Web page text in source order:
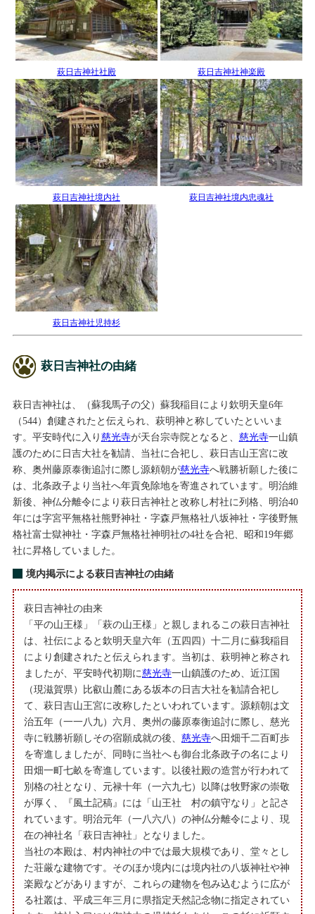
萩日吉神社社殿 萩日吉神社神楽殿
萩日吉神社境内社 萩日吉神社境内忠魂社
萩日吉神社児持杉
萩日吉神社の由緒
萩日吉神社は、（蘇我馬子の父）蘇我稲目により欽明天皇6年
（544）創建されたと伝えられ、萩明神と称していたといいま
す。平安時代に入り慈光寺が天台宗寺院となると、 慈光寺一山鎮
護のために日吉大社を勧請、当社に合祀し、萩日吉山王宮に改
称、奥州藤原泰衡追討に際し源頼朝が慈光寺へ戦勝祈願した後に
は、北条政子より当社へ年貢免除地を寄進されています。明治維
新後、神仏分離令により萩日吉神社と改称し村社に列格、明治40
年には字宮平無格社熊野神社・字森戸無格社八坂神社・字後野無
格社富士獄神社・字森戸無格社神明社の4社を合祀、昭和19年郷
社に昇格していました。
境内掲示による萩日吉神社の由緒
萩日吉神社の由来
「平の山王様」「萩の山王様」と親しまれるこの萩日吉神社
は、社伝によると欽明天皇六年（五四四）十二月に蘇我稲目
により創建されたと伝えられます。当初は、萩明神と称され
ましたが、平安時代初期に慈光寺一山鎮護のため、近江国
（現滋賀県）比叡山麓にある坂本の日吉大社を勧請合祀し
て、萩日吉山王宮に改称したといわれています。源頼朝は文
治五年（一一八九）六月、奥州の藤原泰衡追討に際し、慈光
寺に戦勝祈願しその宿願成就の後、慈光寺へ田畑千二百町歩
を寄進しましたが、同時に当社へも御台北条政子の名により
田畑一町七畝を寄進しています。以後社殿の造営が行われて
別格の社となり、元禄十年（一六九七）以降は牧野家の崇敬
が厚く、『風土記稿』には「山王社 村の鎮守なり」と記さ
れています。明治元年（一八六八）の神仏分離令により、現
在の神社名「萩日吉神社」となりました。
当社の本殿は、村内神社の中では最大規模であり、堂々とし
た荘厳な建物です。そのほか境内には境内社の八坂神社や神
楽殿などがありますが、これらの建物を包み込むように広が
る社叢は、平成三年三月に県指定天然記念物に指定されてい